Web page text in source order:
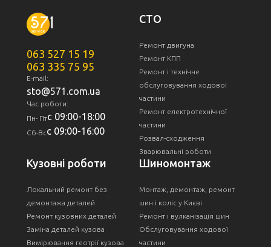
063 527 15 19
063 335 75 95
E-mail:
sto@571.com.ua
Час роботи:
Пн- Птс 09:00-18:00
Сб-Всс 09:00-16:00
СТО
Ремонт двигуна
Ремонт КПП
Ремонт і технічне
обслуговування ходової
частини
Ремонт електротехнічної
частини
Розвал-сходження
Зварювальні роботи
Кузовні роботи
Локальний ремонт без
демонтажа деталей
Ремонт кузовних деталей
Заміна деталей кузова
Вимірювання геотрії кузова
Шиномонтаж
Монтаж, демонтаж, ремонт
шин і коліс у Києві
Ремонт і вулканізація шин
Обслуговування ходової
частини